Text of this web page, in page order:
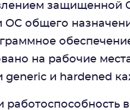
защищенной
ОС общего
на рабочие
generic и hardened